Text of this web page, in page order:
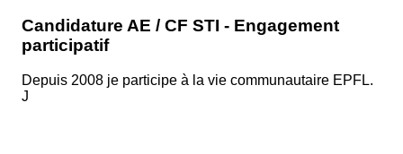
Candidature AE / CF STI - Engagement
participatif
Depuis 2008 je participe à la vie communautaire EPFL.
J